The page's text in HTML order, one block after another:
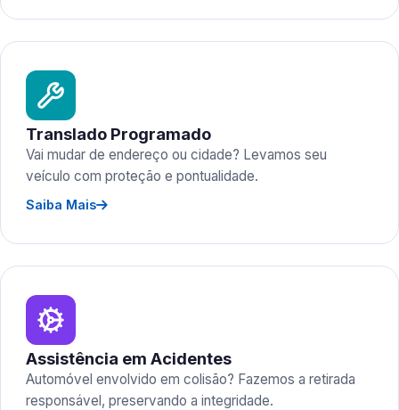
Translado Programado
Vai mudar de endereço ou cidade? Levamos seu
veículo com proteção e pontualidade.
Saiba Mais
Assistência em Acidentes
Automóvel envolvido em colisão? Fazemos a retirada
responsável, preservando a integridade.